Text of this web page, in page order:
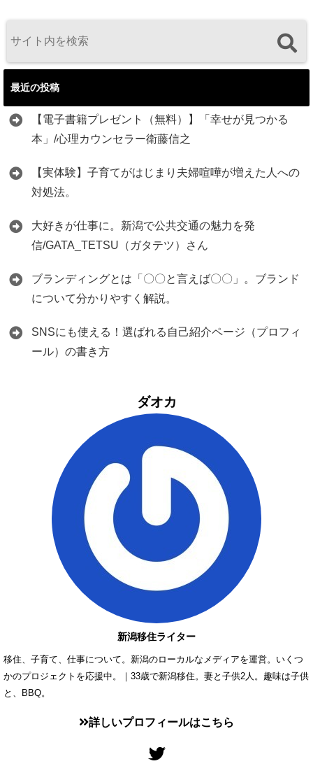
最近の投稿
【電子書籍プレゼント（無料）】「幸せが見つかる
本」/心理カウンセラー衛藤信之
【実体験】子育てがはじまり夫婦喧嘩が増えた人への
対処法。
大好きが仕事に。新潟で公共交通の魅力を発
信/GATA_TETSU（ガタテツ）さん
ブランディングとは「〇〇と言えば〇〇」。ブランド
について分かりやすく解説。
SNSにも使える！選ばれる自己紹介ページ（プロフィ
ール）の書き方
ダオカ
新潟移住ライター
移住、子育て、仕事について。新潟のローカルなメディアを運営。いくつ
かのプロジェクトを応援中。｜33歳で新潟移住。妻と子供2人。趣味は子供
と、BBQ。
詳しいプロフィールはこちら